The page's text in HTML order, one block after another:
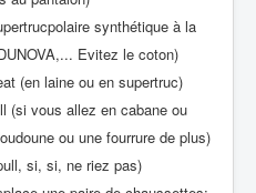
synthétique à la
Evitez le coton)
(en laine ou en supertruc)
(si vous allez en cabane ou
ou une fourrure de plus)
si, si, ne riez pas)